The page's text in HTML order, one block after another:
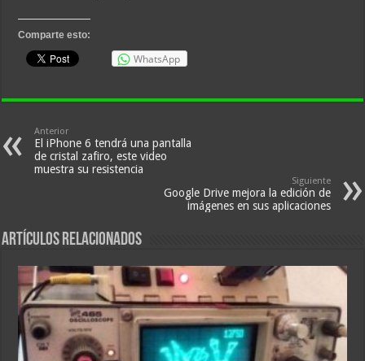
Comparte esto:
WhatsApp
Anterior
El iPhone 6 tendrá una pantalla
de cristal zafiro, este video
muestra su resistencia
Siguiente
Google Drive mejora la edición de
imágenes en sus aplicaciones
Artículos relacionados